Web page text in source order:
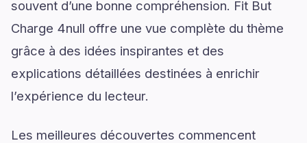
souvent d’une bonne compréhension. Fit But
Charge 4null offre une vue complète du thème
grâce à des idées inspirantes et des
explications détaillées destinées à enrichir
l’expérience du lecteur.
Les meilleures découvertes commencent